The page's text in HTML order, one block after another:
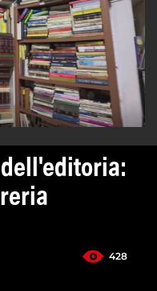
428